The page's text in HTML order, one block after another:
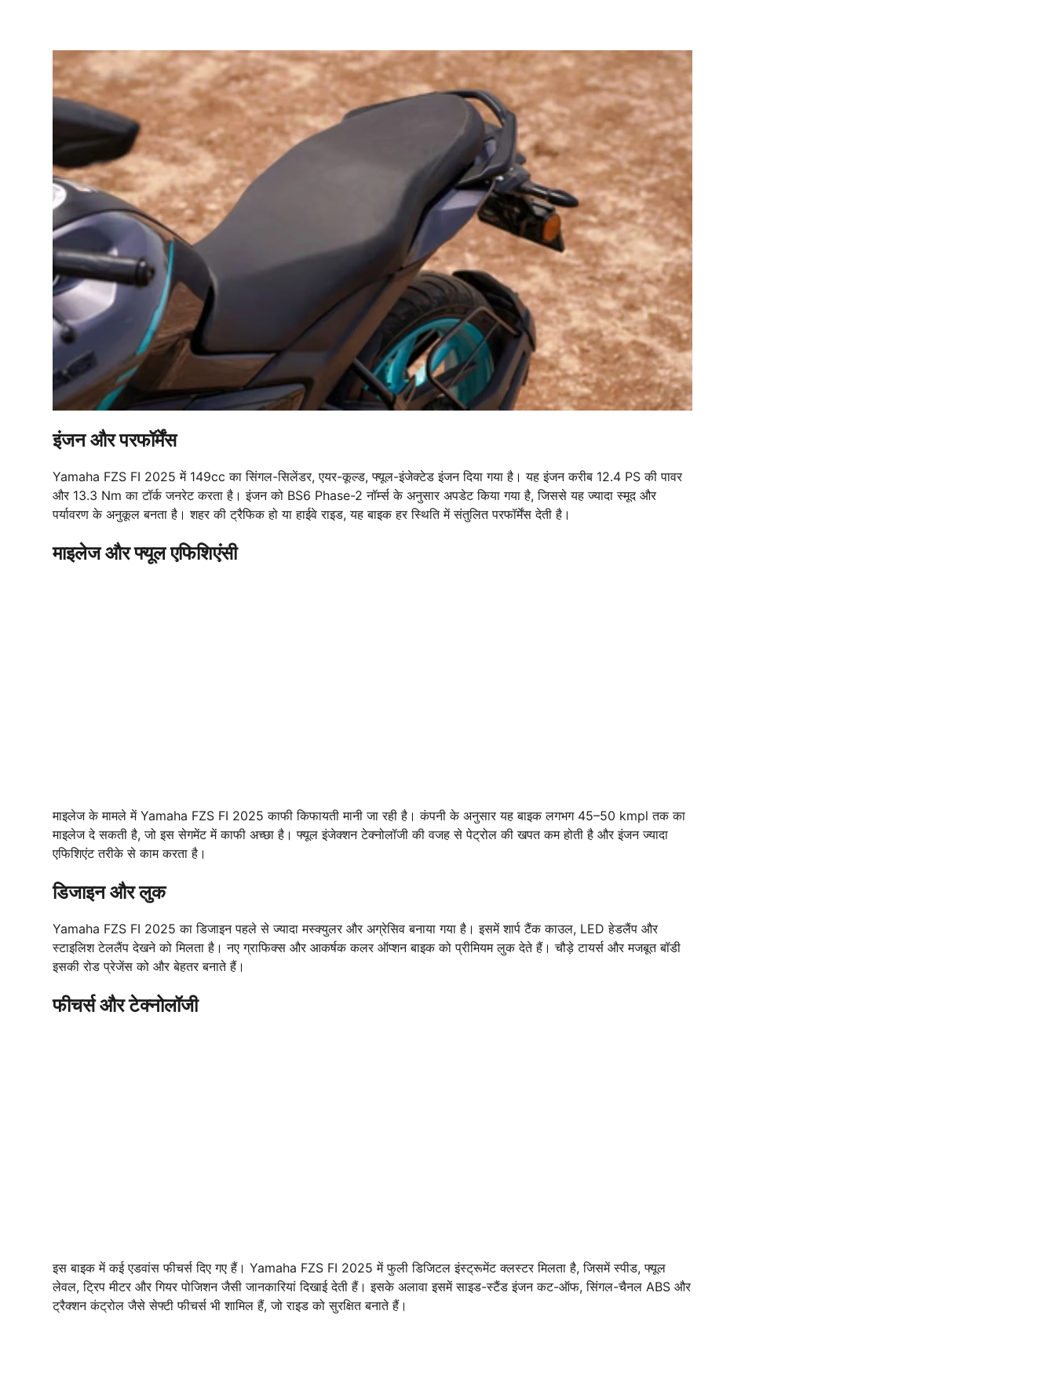
इंजन और परफॉर्मेंस
Yamaha FZS FI 2025 में 149cc का सिंगल-सिलेंडर, एयर-कूल्ड, फ्यूल-इंजेक्टेड इंजन दिया गया है। यह इंजन करीब 12.4 PS की पावर
और 13.3 Nm का टॉर्क जनरेट करता है। इंजन को BS6 Phase-2 नॉर्म्स के अनुसार अपडेट किया गया है, जिससे यह ज्यादा स्मूद और
पर्यावरण के अनुकूल बनता है। शहर की ट्रैफिक हो या हाईवे राइड, यह बाइक हर स्थिति में संतुलित परफॉर्मेंस देती है।
माइलेज और फ्यूल एफिशिएंसी
माइलेज के मामले में Yamaha FZS FI 2025 काफी किफायती मानी जा रही है। कंपनी के अनुसार यह बाइक लगभग 45–50 kmpl तक का
माइलेज दे सकती है, जो इस सेगमेंट में काफी अच्छा है। फ्यूल इंजेक्शन टेक्नोलॉजी की वजह से पेट्रोल की खपत कम होती है और इंजन ज्यादा
एफिशिएंट तरीके से काम करता है।
डिजाइन और लुक
Yamaha FZS FI 2025 का डिजाइन पहले से ज्यादा मस्क्युलर और अग्रेसिव बनाया गया है। इसमें शार्प टैंक काउल, LED हेडलैंप और
स्टाइलिश टेललैंप देखने को मिलता है। नए ग्राफिक्स और आकर्षक कलर ऑप्शन बाइक को प्रीमियम लुक देते हैं। चौड़े टायर्स और मजबूत बॉडी
इसकी रोड प्रेजेंस को और बेहतर बनाते हैं।
फीचर्स और टेक्नोलॉजी
इस बाइक में कई एडवांस फीचर्स दिए गए हैं। Yamaha FZS FI 2025 में फुली डिजिटल इंस्ट्रूमेंट क्लस्टर मिलता है, जिसमें स्पीड, फ्यूल
लेवल, ट्रिप मीटर और गियर पोजिशन जैसी जानकारियां दिखाई देती हैं। इसके अलावा इसमें साइड-स्टैंड इंजन कट-ऑफ, सिंगल-चैनल ABS और
ट्रैक्शन कंट्रोल जैसे सेफ्टी फीचर्स भी शामिल हैं, जो राइड को सुरक्षित बनाते हैं।